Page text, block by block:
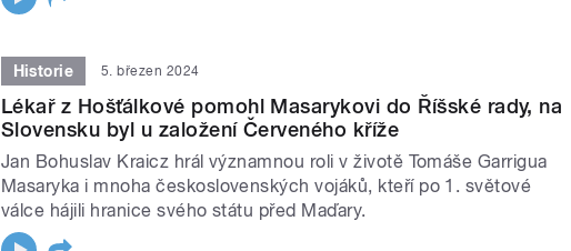
Historie 5. březen 2024
Lékař z Hošťálkové pomohl Masarykovi do Říšské rady, na
Slovensku byl u založení Červeného kříže
Jan Bohuslav Kraicz hrál významnou roli v životě Tomáše Garrigua
Masaryka i mnoha československých vojáků, kteří po 1. světové
válce hájili hranice svého státu před Maďary.